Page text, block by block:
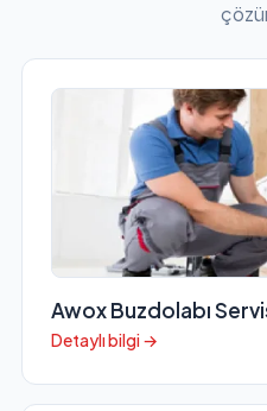
Awox Buzdolabı
Detaylı bilgi →